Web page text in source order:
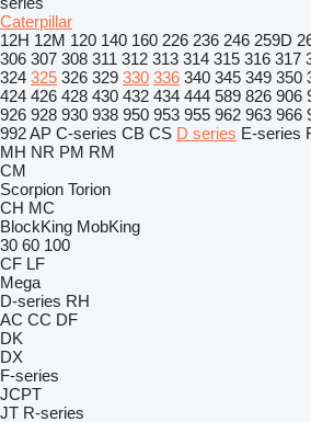
Caterpillar
12H 12M 120 140 160 226 236 246 259D
306 307 308 311 312 313 314 315 316 317
324 325 326 329 330 336 340 345 349 350
424 426 428 430 432 434 444 589 826 906
926 928 930 938 950 953 955 962 963 966
992AP C-series CB CS D series E-series
MH NR PM RM
CM
Scorpion Torion
CH MC
BlockKing MobKing
30 60 100
CF LF
Mega
D-series RH
AC CC DF
DK
DX
F-series
JCPT
JT R-series